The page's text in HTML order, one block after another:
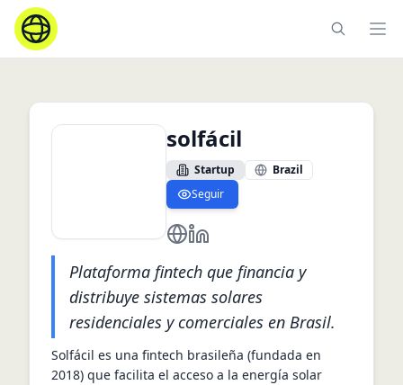
solfácil
Startup
Brazil
Seguir
https://solfacil.com.br/
https://www.linkedin.com/
Plataforma fintech que financia y
distribuye sistemas solares
residenciales y comerciales en Brasil.
Solfácil es una fintech brasileña (fundada en
2018) que facilita el acceso a la energía solar